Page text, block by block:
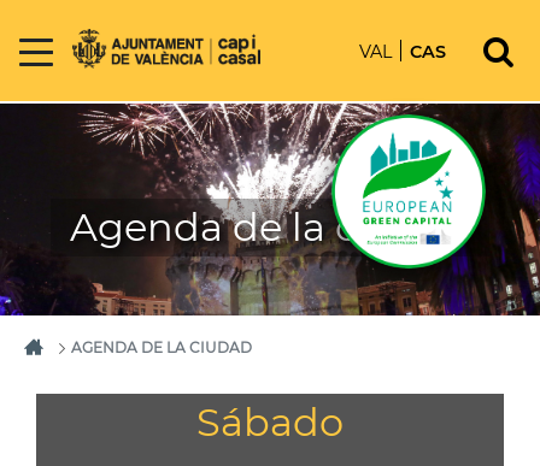
VAL CAS
Agenda de la ciudad
AGENDA DE LA CIUDAD
Sábado